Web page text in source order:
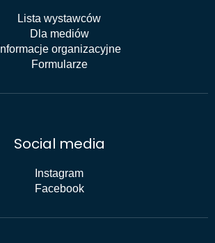
Lista wystawców
Dla mediów
Informacje organizacyjne
Formularze
Social media
Instagram
Facebook